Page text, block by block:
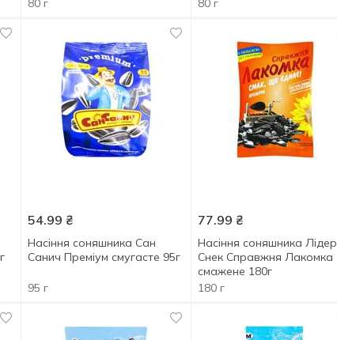
80 г
80 г
54.99 ₴
Насіння соняшника Сан
Санич Преміум смугасте 95г
95 г
77.99 ₴
Насіння соняшника Лідер
Снек Справжня Лакомка
смажене 180г
180 г